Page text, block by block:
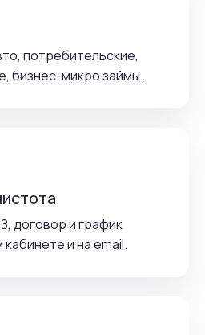
потребительские,
бизнес-микро займы.
договор и график
и на email.